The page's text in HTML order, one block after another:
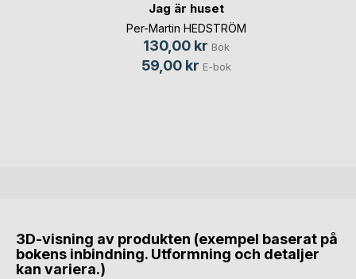
Jag är huset
Per-Martin HEDSTRÖM
130,00 kr Bok
59,00 kr E-bok
3D-visning av produkten (exempel baserat på
bokens inbindning. Utformning och detaljer
kan variera.)